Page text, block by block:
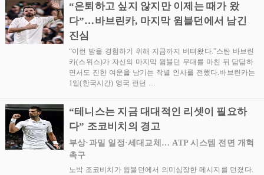
“은퇴하고 싶지 않지만 이제는 때가 왔
다”…바브린카, 마지막 윔블던에서 남긴
진심
“이런 밤을 경험하기 위해 지금까지 버텨왔다.”스탄 바브린
카(스위스)가 자신의 마지막 윔블던 무대를 마친 뒤 담담하
면서도 진한 여운을 남기는 작별 인사를 전했다.바브린카는
1일(한국시간) 영국 런던 …
“테니스는 지금 대대적인 리셋이 필요하
다” 조코비치의 경고
부상·과밀 일정·세대교체… ATP 시스템 전면 개혁
촉구
노박 조코비치가 윔블던에서 의미심장한 메시지를 던졌다.